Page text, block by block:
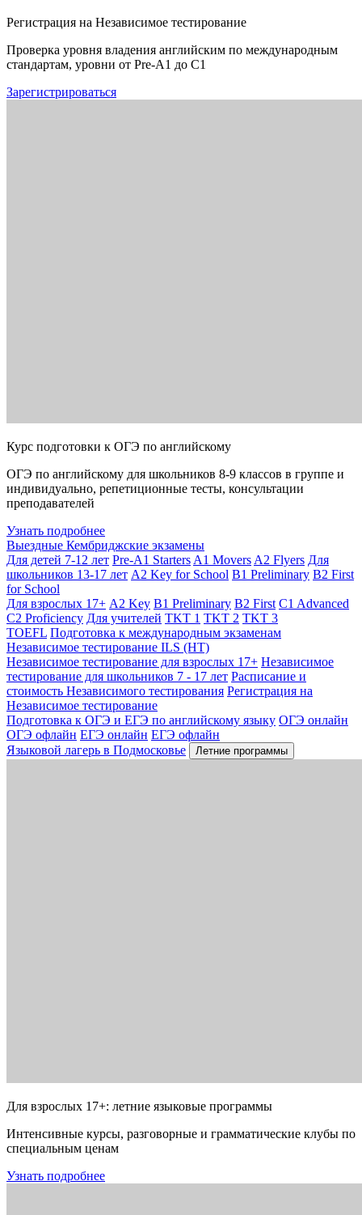
Регистрация на Независимое тестирование
Проверка уровня владения английским по международным
стандартам, уровни от Pre-A1 до C1
Зарегистрироваться
Курс подготовки к ОГЭ по английскому
ОГЭ по английскому для школьников 8-9 классов в группе и
индивидуально, репетиционные тесты, консультации
преподавателей
Узнать подробнее
Выездные Кембриджские экзамены
Для детей 7-12 лет Pre-A1 Starters A1 Movers A2 Flyers Для
школьников 13-17 лет A2 Key for School B1 Preliminary B2 First
for School
Для взрослых 17+ A2 Key B1 Preliminary B2 First C1 Advanced
C2 Proficiency Для учителей TKT 1 TKT 2 TKT 3
TOEFL Подготовка к международным экзаменам
Независимое тестирование ILS (НТ)
Независимое тестирование для взрослых 17+ Независимое
тестирование для школьников 7 - 17 лет Расписание и
стоимость Независимого тестирования Регистрация на
Независимое тестирование
Подготовка к ОГЭ и ЕГЭ по английскому языку ОГЭ онлайн
ОГЭ офлайн ЕГЭ онлайн ЕГЭ офлайн
Языковой лагерь в Подмосковье
Летние программы
Для взрослых 17+: летние языковые программы
Интенсивные курсы, разговорные и грамматические клубы по
специальным ценам
Узнать подробнее